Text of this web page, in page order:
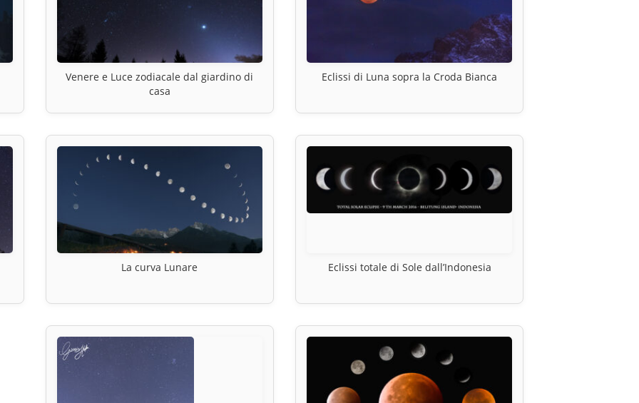
Venere e Luce zodiacale dal giardino di
casa
Eclissi di Luna sopra la Croda Bianca
La curva Lunare Eclissi totale di Sole dall’Indonesia